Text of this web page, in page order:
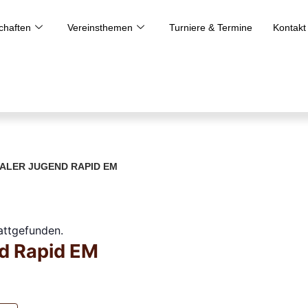
Vereinsthemen Turniere & Termine Kontakt
JUGEND RAPID EM
Rapid EM